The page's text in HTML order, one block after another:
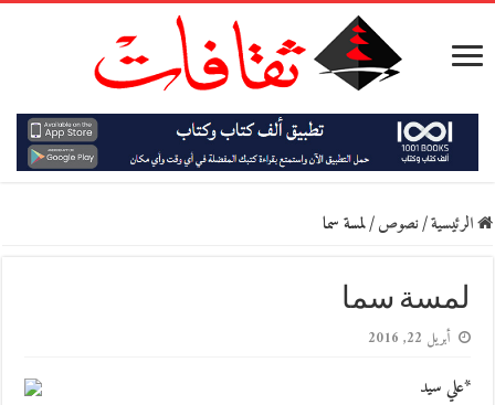
الرئيسية/نصوص/لمسة سما
لمسة سما
أبريل 22, 2016
*علي سيد